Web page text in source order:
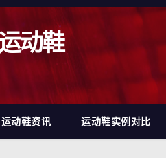
动鞋
运动鞋资讯 运动鞋实例对比